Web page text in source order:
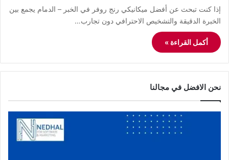
إذا كنت تبحث عن أفضل ميكانيكي رنج روفر في الخبر – الدمام يجمع بين
الخبرة الدقيقة والتشخيص الاحترافي دون تجارب…
أكمل القراءة »
نحن الافضل في مجالنا